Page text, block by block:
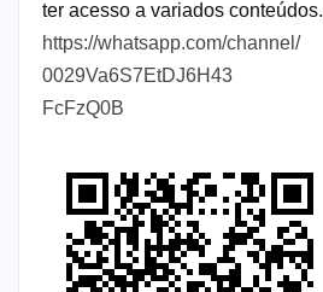
ter acesso a variados conteúdos.
https://whatsapp.com/channel/
0029Va6S7EtDJ6H43
FcFzQ0B